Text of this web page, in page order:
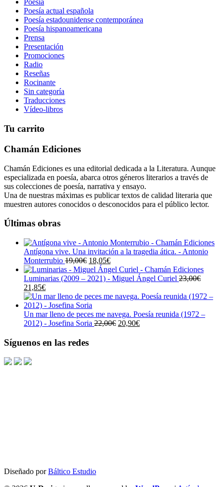
Poesía
Poesía actual española
Poesía estadounidense contemporánea
Poesía hispanoamericana
Prensa
Presentación
Promociones
Radio
Reseñas
Rocinante
Sin categoría
Traducciones
Vídeo-libros
Tu carrito
Chamán Ediciones
Chamán Ediciones es una editorial dedicada a la Literatura. Aunque
especializada en poesía, abarca otros géneros literarios a través de
sus colecciones de poesía, narrativa y ensayo.
Una de nuestras máximas es publicar textos de calidad literaria que
muestren autores conocidos o desconocidos para el público lector.
Últimas obras
Antígona vive. Una invitación a la tragedia ática. - Antonio
Monterrubio 19,00€ El
precio
original
19,00€.
18,05€El
precio
actual
18,05€.
Luminarias (2009 – 2021) - Miguel Ángel Curiel 23,00€
El
precio
original
era:
23,00€.
21,85€El
precio
actual
es:
21,85€.
Un mar lleno de peces me navega. Poesía reunida (1972 –
2012) - Josefina Soria 22,00€ El
20,90€El
Síguenos en las redes
Diseñado porBáltico Estudio